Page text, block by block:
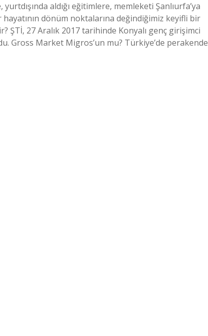
aldığı eğitimlere, memleketi Şanlıurfa’ya
dönüm noktalarına değindiğimiz keyifli bir
27 Aralık 2017 tarihinde Konyalı genç girişimci
Gross Market Migros’un mu? Türkiye’de perakende